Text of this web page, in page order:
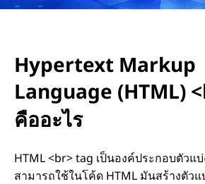
t
Hypertext Markup
Language (HTML)
คืออะไร
HTML <br> tag เป็นองค์ประกอบตัว
สามารถใช้ในโค้ด HTML มันสร้างตัว